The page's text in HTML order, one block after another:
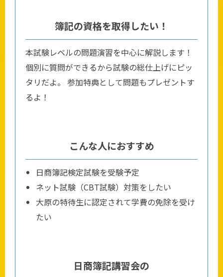
簿記の資格を取得したい！
本試験レベルの問題演習を中心に解説します！
個別に質問ができるから試験の総仕上げにピッ
タリだよ。 参加特典として問題もプレゼントす
るよ！
こんな人におすすめ
日商簿記検定試験を受験予定
ネット試験（CBT試験）対策をしたい
大原の特待生に認定されて学費の免除を受け
たい
日商簿記講習会の